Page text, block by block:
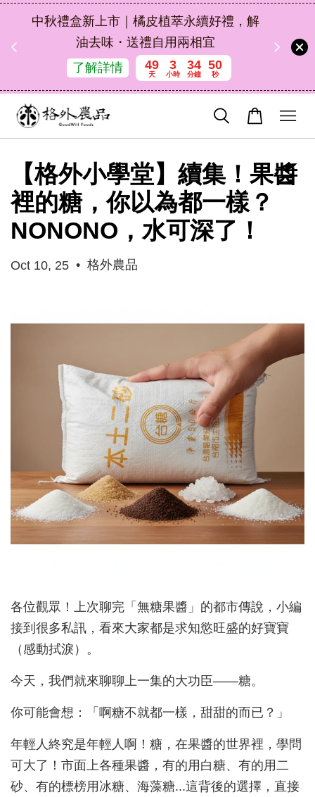
中秋禮盒新上市｜橘皮植萃永續好禮，解
油去味・送禮自用兩相宜
了解詳情
49
天
3
小時
34
分鐘
49
秒
【格外小學堂】續集！果醬
裡的糖，你以為都一樣？
NONONO，水可深了！
Oct 10, 25 • 格外農品
各位觀眾！上次聊完「無糖果醬」的都市傳說，小編
接到很多私訊，看來大家都是求知慾旺盛的好寶寶
（感動拭淚）。
今天，我們就來聊聊上一集的大功臣——糖。
你可能會想：「啊糖不就都一樣，甜甜的而已？」
年輕人終究是年輕人啊！糖，在果醬的世界裡，學問
可大了！市面上各種果醬，有的用白糖、有的用二
砂、有的標榜用冰糖、海藻糖...這背後的選擇，直接